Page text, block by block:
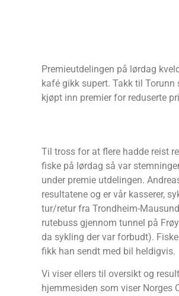
Premieutdelingen på lørdag
kafé gikk supert. Takk til Torunn
kjøpt inn premier for reduserte
Til tross for at flere hadde reist
fiske på lørdag så var
under premie utdelingen.
resultatene og er vår kasserer,
tur/retur fra Trondheim-
rutebuss gjennom tunnel på
da sykling der var forbudt).
fikk han sendt med bil heldigvis.
Vi viser ellers til oversikt og
hjemmesiden som viser Norges